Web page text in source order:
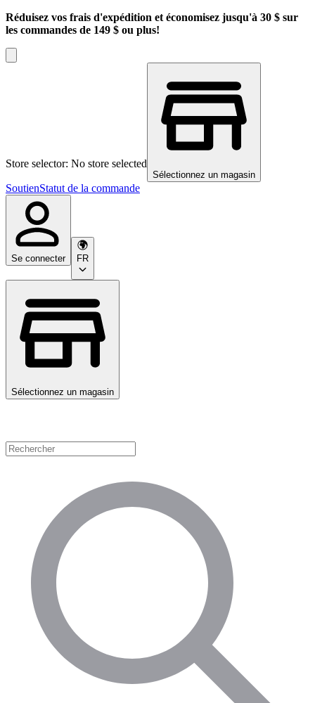
Réduisez vos frais d'expédition et économisez jusqu'à 30 $ sur
les commandes de 149 $ ou plus!
Store selector: No store selected
Sélectionnez un magasin
SoutienStatut de la commande
Se connecter FR
Sélectionnez un magasin